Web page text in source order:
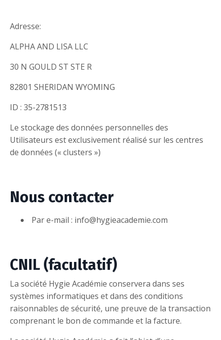
Adresse:
ALPHA AND LISA LLC
30 N GOULD ST STE R
82801 SHERIDAN WYOMING
ID : 35-2781513
Le stockage des données personnelles des
Utilisateurs est exclusivement réalisé sur les centres
de données (« clusters »)
Nous contacter
Par e-mail : info@hygieacademie.com
CNIL (facultatif)
La société Hygie Académie conservera dans ses
systèmes informatiques et dans des conditions
raisonnables de sécurité, une preuve de la transaction
comprenant le bon de commande et la facture.